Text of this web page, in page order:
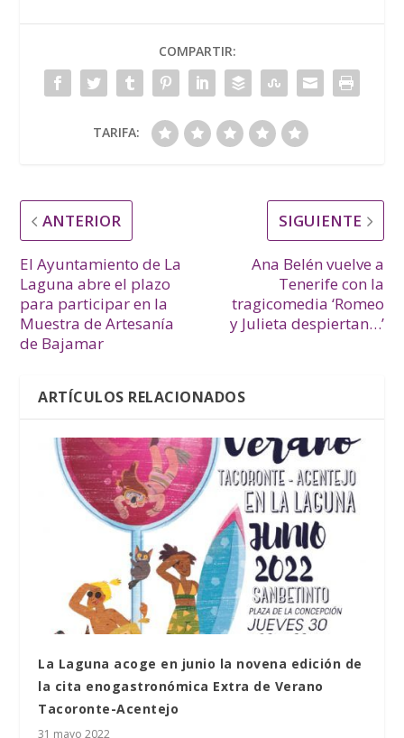
COMPARTIR:
TARIFA:
ANTERIOR
El Ayuntamiento de La
Laguna abre el plazo
para participar en la
Muestra de Artesanía
de Bajamar
SIGUIENTE
Ana Belén vuelve a
Tenerife con la
tragicomedia ‘Romeo
y Julieta despiertan…’
ARTÍCULOS RELACIONADOS
La Laguna acoge en junio la novena edición de
la cita enogastronómica Extra de Verano
Tacoronte-Acentejo
31 mayo 2022